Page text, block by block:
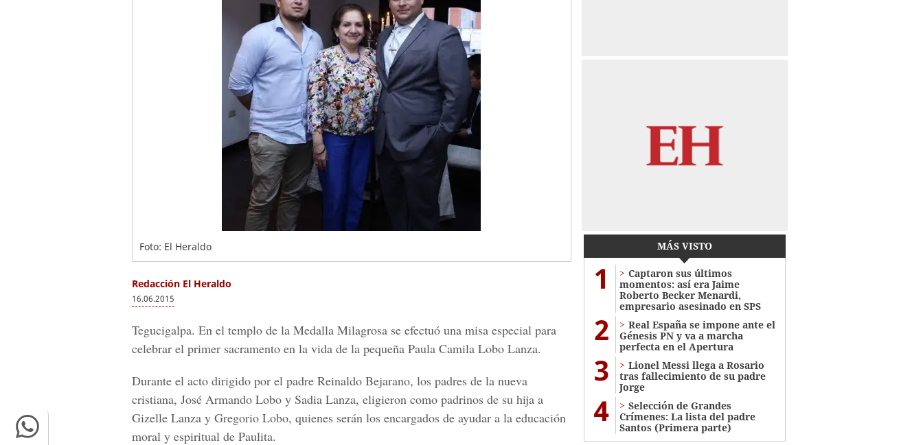
Foto: El Heraldo
Redacción El Heraldo
16.06.2015
Tegucigalpa. En el templo de la Medalla Milagrosa se efectuó una misa especial para
celebrar el primer sacramento en la vida de la pequeña Paula Camila Lobo Lanza.
Durante el acto dirigido por el padre Reinaldo Bejarano, los padres de la nueva
cristiana, José Armando Lobo y Sadia Lanza, eligieron como padrinos de su hija a
Gizelle Lanza y Gregorio Lobo, quienes serán los encargados de ayudar a la educación
moral y espiritual de Paulita.
MÁS VISTO
1
Captaron sus últimos
momentos: así era Jaime
Roberto Becker Menardi​​​,
empresario asesinado en SPS
2
Real España se impone ante el
Génesis PN y va a marcha
perfecta en el Apertura
3
Lionel Messi llega a Rosario
tras fallecimiento de su padre
Jorge
4
Selección de Grandes
Crímenes: La lista del padre
Santos (Primera parte)